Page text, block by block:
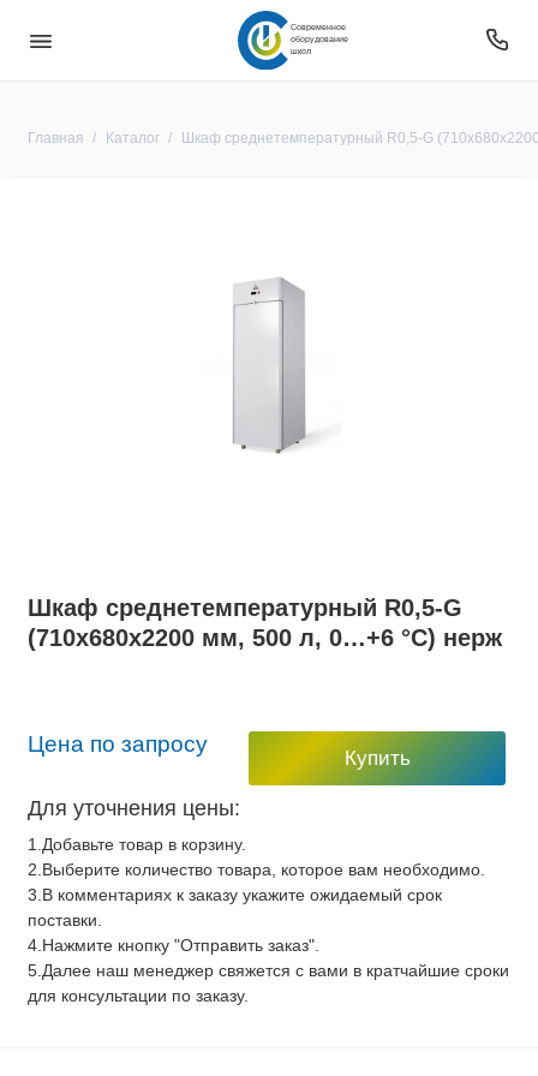
Современное
оборудование
школ
Главная Каталог Шкаф среднетемпературный R0,5-G
Шкаф среднетемпературный R0,5-G
(710х680х2200 мм, 500 л, 0…+6 °C) нерж
Цена по запросу
Купить
Для уточнения цены:
1.Добавьте товар в корзину.
2.Выберите количество товара, которое вам необходимо.
3.В комментариях к заказу укажите ожидаемый срок
поставки.
4.Нажмите кнопку "Отправить заказ".
5.Далее наш менеджер свяжется с вами в кратчайшие сроки
для консультации по заказу.